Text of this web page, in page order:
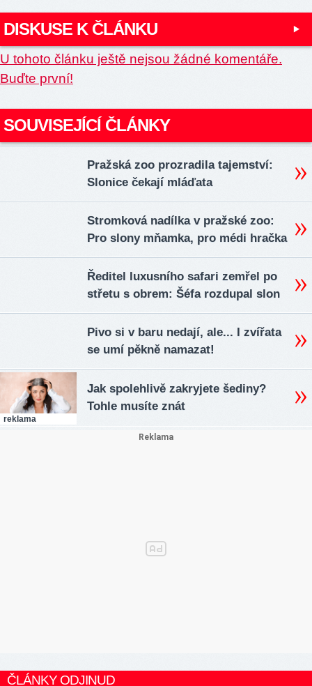
DISKUSE K ČLÁNKU
U tohoto článku ještě nejsou žádné komentáře.
Buďte první!
SOUVISEJÍCÍ ČLÁNKY
Pražská zoo prozradila tajemství:
Slonice čekají mláďata
Stromková nadílka v pražské zoo:
Pro slony mňamka, pro médi hračka
Ředitel luxusního safari zemřel po
střetu s obrem: Šéfa rozdupal slon
Pivo si v baru nedají, ale... I zvířata
se umí pěkně namazat!
reklama
Jak spolehlivě zakryjete šediny?
Tohle musíte znát
ČLÁNKY ODJINUD